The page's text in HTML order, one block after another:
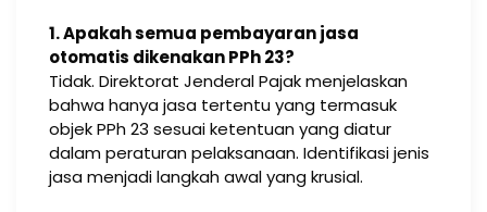
1. Apakah semua pembayaran jasa
otomatis dikenakan PPh 23?
Tidak. Direktorat Jenderal Pajak menjelaskan
bahwa hanya jasa tertentu yang termasuk
objek PPh 23 sesuai ketentuan yang diatur
dalam peraturan pelaksanaan. Identifikasi jenis
jasa menjadi langkah awal yang krusial.